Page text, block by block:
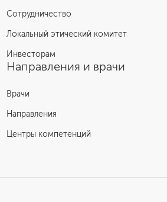
Сотрудничество
Локальный этический комитет
Инвесторам
Направления и врачи
Врачи
Направления
Центры компетенций